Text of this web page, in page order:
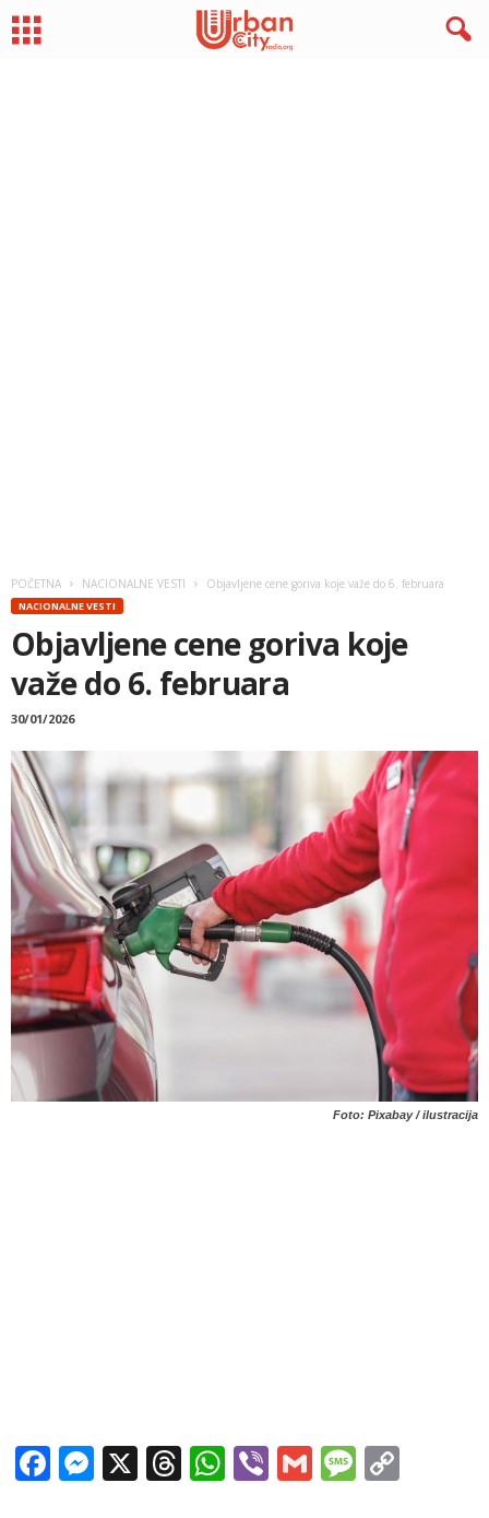
POČETNA NACIONALNE VESTI Objavljene cene goriva koje važe do 6. februara
NACIONALNE VESTI
Objavljene cene goriva koje
važe do 6. februara
30/01/2026
Foto: Pixabay / ilustracija
Facebook
Messenger
X Threads
WhatsApp
ViberGmail